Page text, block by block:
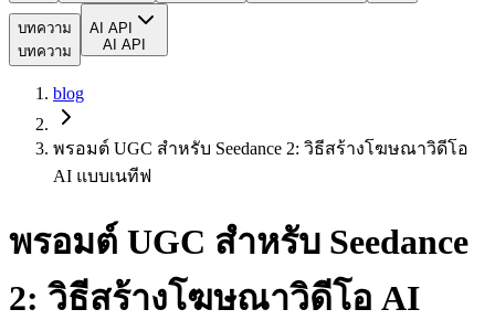
บทความ
บทความ
AI API
AI API
blog
พรอมต์ UGC สำหรับ Seedance 2: วิธีสร้างโฆษณาวิดีโอ
AI แบบเนทีฟ
พรอมต์ UGC สำหรับ Seedance
2: วิธีสร้างโฆษณาวิดีโอ AI